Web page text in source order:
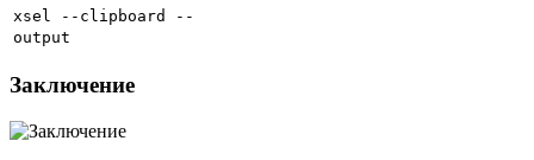
xsel --clipboard --
output
Заключение